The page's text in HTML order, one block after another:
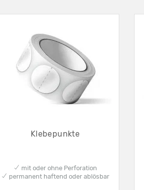
Klebepunkte
✔ mit oder ohne Perforation
✔ permanent haftend oder ablösbar